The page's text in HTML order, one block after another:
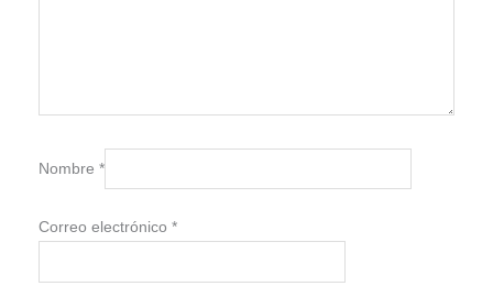
Nombre *
Correo electrónico *